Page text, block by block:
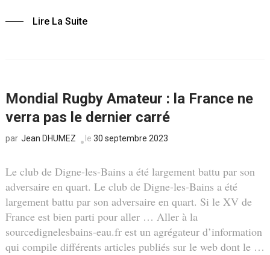
Lire La Suite
Mondial Rugby Amateur : la France ne
verra pas le dernier carré
par Jean DHUMEZ le 30 septembre 2023
Le club de Digne-les-Bains a été largement battu par son
adversaire en quart. Le club de Digne-les-Bains a été
largement battu par son adversaire en quart. Si le XV de
France est bien parti pour aller … Aller à la
sourcedignelesbains-eau.fr est un agrégateur d’information
qui compile différents articles publiés sur le web dont le …